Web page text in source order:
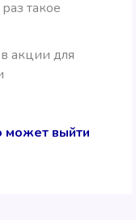
такое
акции для
может выйти